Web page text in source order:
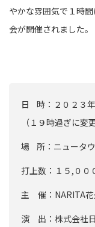
やかな雰囲気で１時
会が開催されました。
日 時：２０２３
（１９時過ぎに変更
場 所：ニュータ
打上数：１５,００
主 催：NARITA花
演 出：株式会社